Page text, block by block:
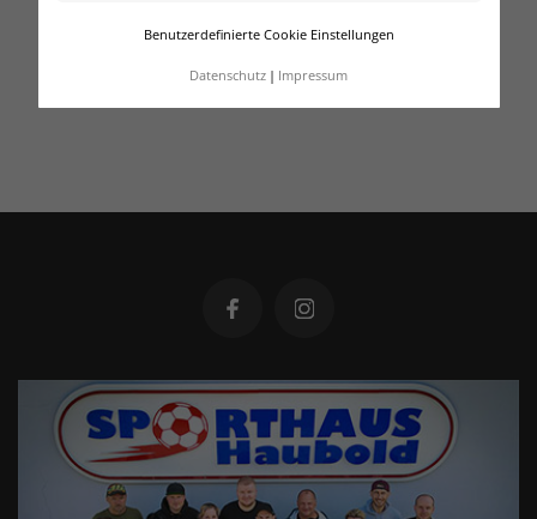
Benutzerdefinierte Cookie Einstellungen
Datenschutz Impressum